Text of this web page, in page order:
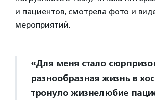
и пациентов, смотрела фото и
мероприятий.
«Для меня стало
разнообразная жизнь в
тронуло жизнелюбие